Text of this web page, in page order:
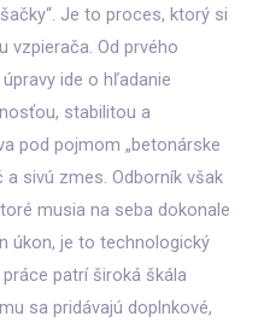
Je to proces, ktorý si
vzpierača. Od prvého
ide o hľadanie
stabilitou a
pod pojmom „betonárske
a sivú zmes. Odborník však
musia na seba dokonale
úkon, je to technologický
patrí široká škála
sa pridávajú doplnkové,